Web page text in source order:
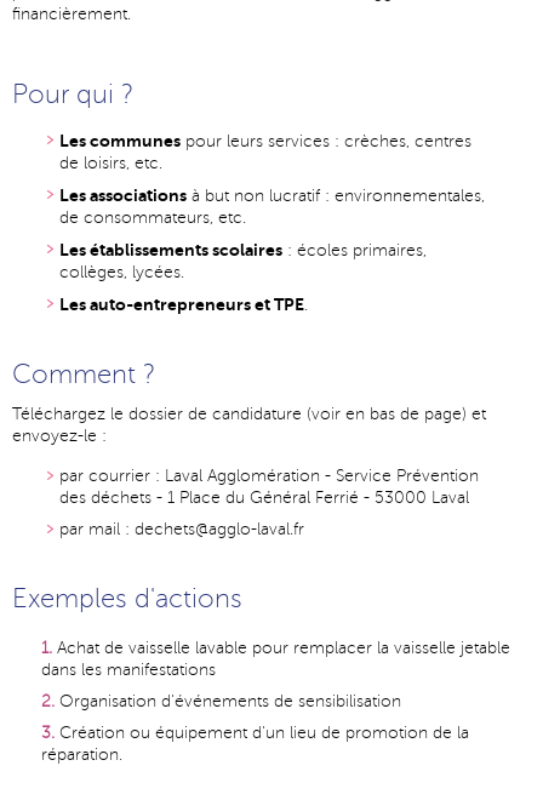
financièrement.
Pour qui ?
Les communes pour leurs services : crèches, centres
de loisirs, etc.
Les associations à but non lucratif : environnementales,
de consommateurs, etc.
Les établissements scolaires : écoles primaires,
collèges, lycées.
Les auto-entrepreneurs et TPE
Comment ?
Téléchargez le dossier de candidature (voir en bas de page) et
envoyez-le :
par courrier : Laval Agglomération - Service Prévention
des déchets - 1 Place du Général Ferrié - 53000 Laval
par mail :dechets@agglo-laval.fr
Exemples d'actions
Achat de vaisselle lavable pour remplacer la vaisselle jetable
dans les manifestations
Organisation d'événements de sensibilisation
Création ou équipement d'un lieu de promotion de la
réparation.